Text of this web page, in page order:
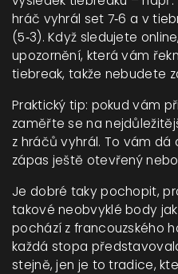
hráč vyhrál set 7‑6 a v
(5‑3). Když sledujete
upozornění, která vám
tiebreak, takže nebudete
Praktický tip: pokud vám
zaměřte se na
z hráčů vyhrál. To vám dá
zápas ještě otevřený
Je dobré taky pochopit,
takové neobvyklé body
pochází z francouzského
každá stopa
stejně, jen je to tradice,